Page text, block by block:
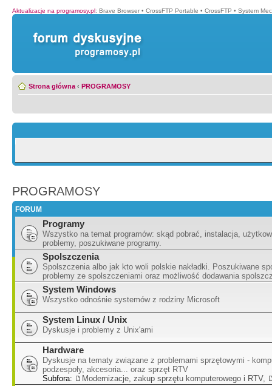
Aktualizacje na programosy.pl: Brave Browser • CrossFTP Portable • CrossFTP • System
Strona główna ‹ PROGRAMOSY
PROGRAMOSY
FORUM
Programy
Wszystko na temat programów: skąd pobrać, instalacja,
problemy, poszukiwane programy.
Spolszczenia
Spolszczenia albo jak kto woli polskie nakładki. Poszukiwane
problemy ze spolszczeniami oraz możliwość dodawania
System Windows
Wszystko odnośnie systemów z rodziny Microsoft
System Linux / Unix
Dyskusje i problemy z Unix'ami
Hardware
Dyskusje na tematy związane z problemami sprzętowymi -
podzespoły, akcesoria... oraz sprzęt RTV
Subfora:
Modernizacje, zakup sprzętu komputerowego i RTV,